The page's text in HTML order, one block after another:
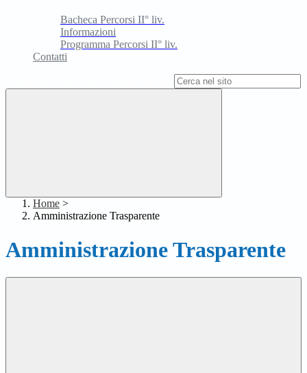
Bacheca Percorsi II° liv.
Informazioni
Programma Percorsi II° liv.
Contatti
Home >
Amministrazione Trasparente
Amministrazione Trasparente